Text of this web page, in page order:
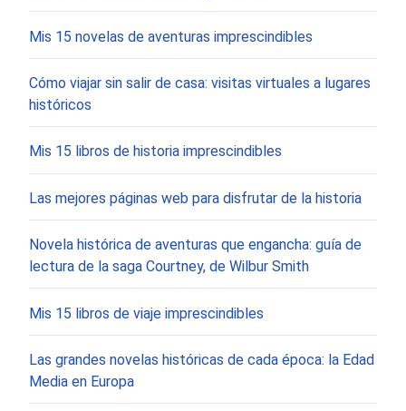
Mis 15 novelas de aventuras imprescindibles
Cómo viajar sin salir de casa: visitas virtuales a lugares
históricos
Mis 15 libros de historia imprescindibles
Las mejores páginas web para disfrutar de la historia
Novela histórica de aventuras que engancha: guía de
lectura de la saga Courtney, de Wilbur Smith
Mis 15 libros de viaje imprescindibles
Las grandes novelas históricas de cada época: la Edad
Media en Europa